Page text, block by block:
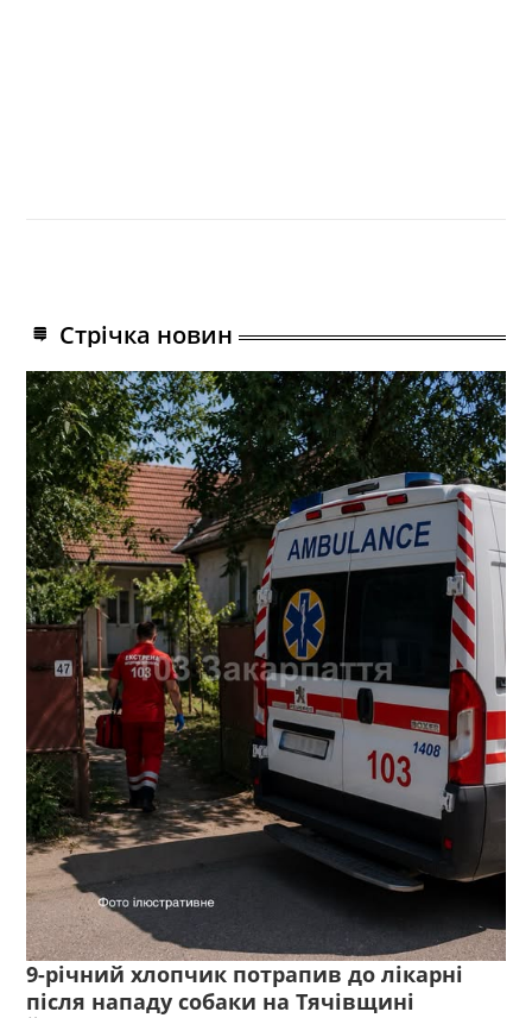
Стрічка новин
9-річний хлопчик потрапив до лікарні
після нападу собаки на Тячівщині